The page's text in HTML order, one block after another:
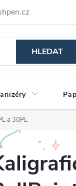
ochrany osobních
HLEDAT
a 30PL